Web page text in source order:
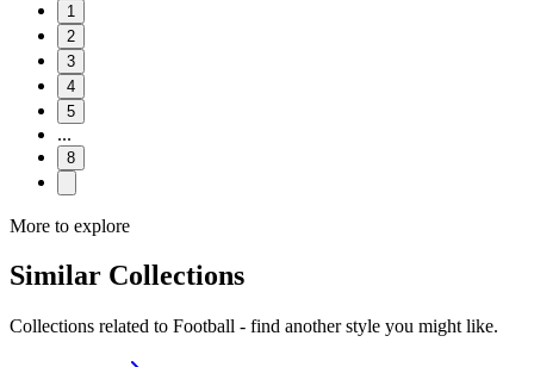
1
2
3
4
5
...
8
More to explore
Similar Collections
Collections related to Football - find another style you might like.